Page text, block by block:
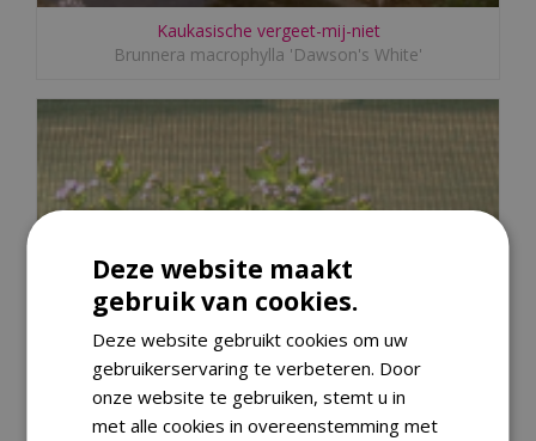
Kaukasische vergeet-mij-niet
Brunnera macrophylla 'Dawson's White'
Deze website maakt
gebruik van cookies.
Deze website gebruikt cookies om uw
gebruikerservaring te verbeteren. Door
onze website te gebruiken, stemt u in
met alle cookies in overeenstemming met